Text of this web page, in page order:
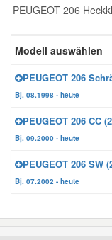
PEUGEOT 206
Modell auswählen
PEUGEOT 206
Bj. 08.1998 - heute
PEUGEOT 206 CC
Bj. 09.2000 - heute
PEUGEOT 206 SW
Bj. 07.2002 - heute
Reparatur-
Winter-
Hyundai
Jeep